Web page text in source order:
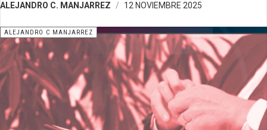
ALEJANDRO C. MANJARREZ 12 NOVIEMBRE 2025
ALEJANDRO C MANJARREZ